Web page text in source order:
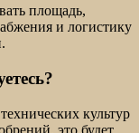
площадь,
и логистику
культур
это будет